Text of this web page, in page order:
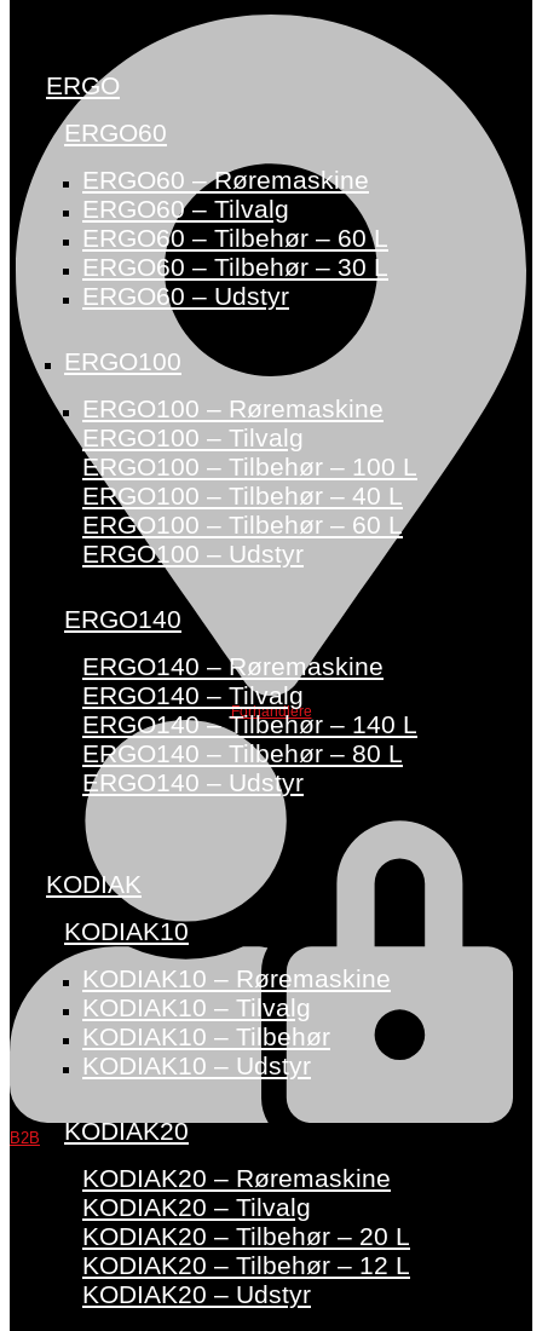
Forhandlere
B2B
ERGO
ERGO60
ERGO60 – Røremaskine
ERGO60 – Tilvalg
ERGO60 – Tilbehør – 60 L
ERGO60 – Tilbehør – 30 L
ERGO60 – Udstyr
ERGO100
ERGO100 – Røremaskine
ERGO100 – Tilvalg
ERGO100 – Tilbehør – 100 L
ERGO100 – Tilbehør – 40 L
ERGO100 – Tilbehør – 60 L
ERGO100 – Udstyr
ERGO140
ERGO140 – Røremaskine
ERGO140 – Tilvalg
ERGO140 – Tilbehør – 140 L
ERGO140 – Tilbehør – 80 L
ERGO140 – Udstyr
KODIAK
KODIAK10
KODIAK10 – Røremaskine
KODIAK10 – Tilvalg
KODIAK10 – Tilbehør
KODIAK10 – Udstyr
KODIAK20
KODIAK20 – Røremaskine
KODIAK20 – Tilvalg
KODIAK20 – Tilbehør – 20 L
KODIAK20 – Tilbehør – 12 L
KODIAK20 – Udstyr